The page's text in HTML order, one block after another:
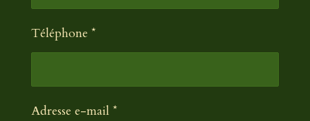
Téléphone *
Adresse e-mail *